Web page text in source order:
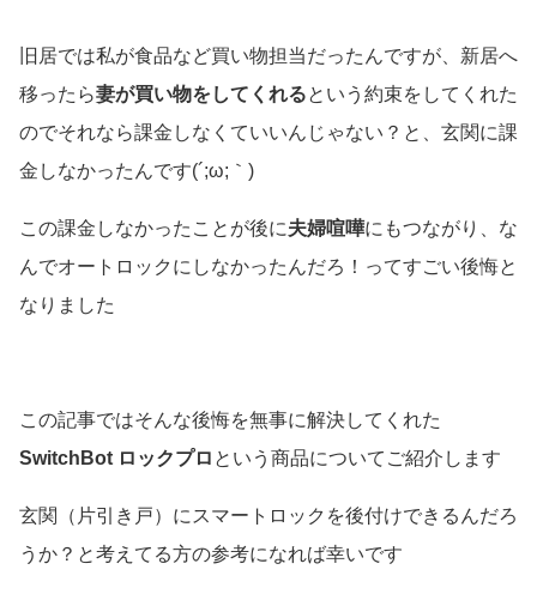
旧居では私が食品など買い物担当だったんですが、新居へ
移ったら妻が買い物をしてくれるという約束をしてくれた
のでそれなら課金しなくていいんじゃない？と、玄関に課
金しなかったんです(´;ω;｀)
この課金しなかったことが後に夫婦喧嘩にもつながり、な
んでオートロックにしなかったんだろ！ってすごい後悔と
なりました
この記事ではそんな後悔を無事に解決してくれた
SwitchBot ロックプロ という商品についてご紹介します
玄関（片引き戸）にスマートロックを後付けできるんだろ
うか？と考えてる方の参考になれば幸いです